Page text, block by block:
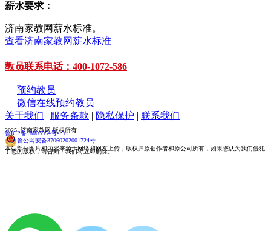
薪水要求：
济南家教网薪水标准。
查看济南家教网薪水标准
教员联系电话：400-1072-586
预约教员
微信在线预约教员
关于我们 | 服务条款 | 隐私保护 | 联系我们
2025 济南家教网 版权所有
鲁ICP备18005554号-13
鲁公网安备37060202001724号
本站部分图片和内容来源于网络和网友上传，版权归原创作者和原公司所有，如果您认为我们侵犯
了您的版权，请告知！我们将立即删除。